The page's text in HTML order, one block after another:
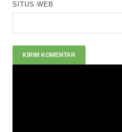
SITUS WEB